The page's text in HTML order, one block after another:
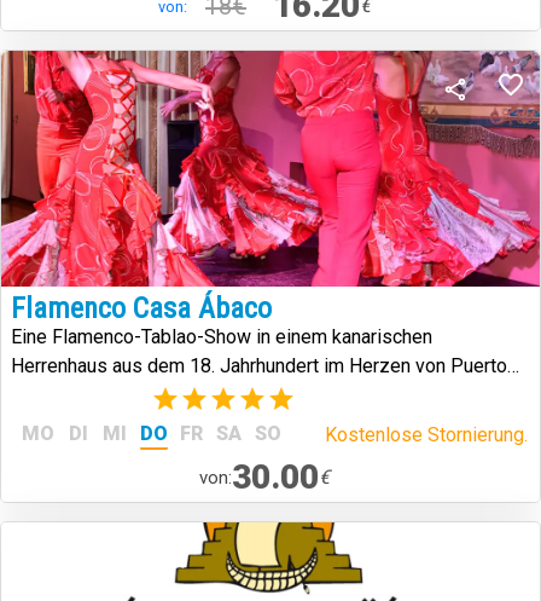
von: 18€ €
Flamenco Casa Ábaco
Eine Flamenco-Tablao-Show in einem kanarischen
Herrenhaus aus dem 18. Jahrhundert im Herzen von Puerto
(2)
MO DI MI DO FR SA SO Kostenlose Stornierung.
von:30.00€